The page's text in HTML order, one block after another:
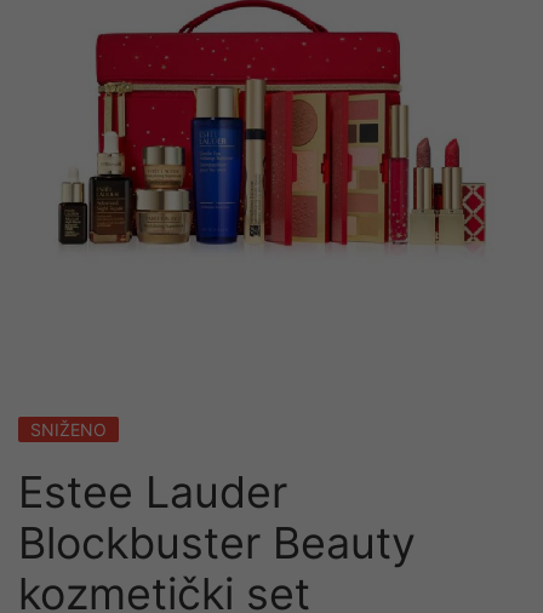
SNIŽENO
Estee Lauder
Blockbuster Beauty
kozmetički set